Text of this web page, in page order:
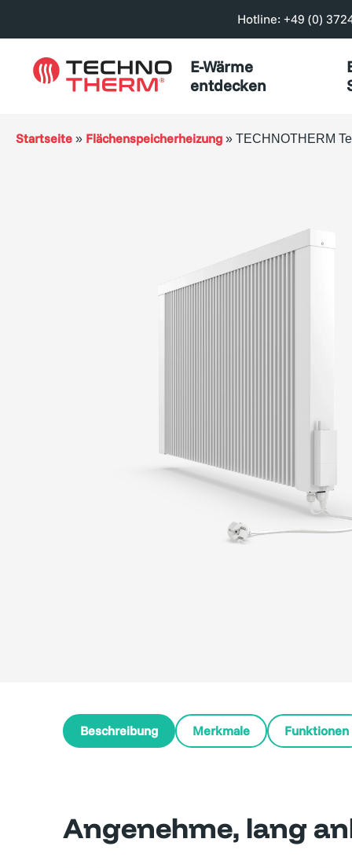
Hotline: +49 (0)
E-Wärme
entdecken
Startseite » Flächenspeicherheizung » TECHNOTHERM
Beschreibung Merkmale Funktionen
Angenehme, lang